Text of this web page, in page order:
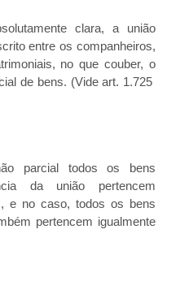
clara, a união
entre oscompanheiros,
, noque couber, o
de bens. (Vide art. 1.725
parcial todos os bens
da união pertencem
e no caso, todos os bens
pertencem igualmente